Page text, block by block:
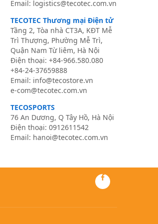
Email: logistics@tecotec.com.vn
TECOTEC Thương mại Điện tử
Tầng 2, Tòa nhà CT3A, KĐT Mễ
Trì Thượng, Phường Mễ Trì,
Quận Nam Từ liêm, Hà Nội
Điện thoại: +84-966.580.080
+84-24-37659888
Email: info@tecostore.vn
e-com@tecotec.com.vn
TECOSPORTS
76 An Dương, Q Tây Hồ, Hà Nội
Điện thoại: 0912611542
Email: hanoi@tecotec.com.vn